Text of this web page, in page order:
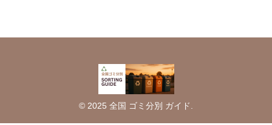
© 2025 全国 ゴミ分別 ガイド.